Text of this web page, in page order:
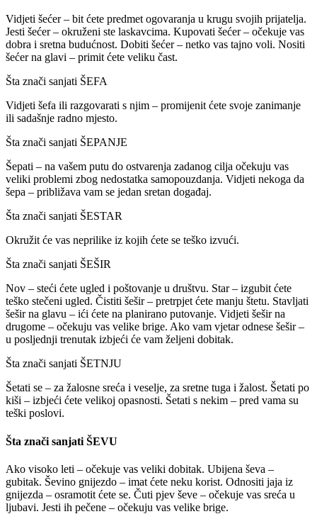
Vidjeti šećer – bit ćete predmet ogovaranja u krugu svojih prijatelja.
Jesti šećer – okruženi ste laskavcima. Kupovati šećer – očekuje vas
dobra i sretna budućnost. Dobiti šećer – netko vas tajno voli. Nositi
šećer na glavi – primit ćete veliku čast.
Šta znači sanjati ŠEFA
Vidjeti šefa ili razgovarati s njim – promijenit ćete svoje zanimanje
ili sadašnje radno mjesto.
Šta znači sanjati ŠEPANJE
Šepati – na vašem putu do ostvarenja zadanog cilja očekuju vas
veliki problemi zbog nedostatka samopouzdanja. Vidjeti nekoga da
šepa – približava vam se jedan sretan događaj.
Šta znači sanjati ŠESTAR
Okružit će vas neprilike iz kojih ćete se teško izvući.
Šta znači sanjati ŠEŠIR
Nov – steći ćete ugled i poštovanje u društvu. Star – izgubit ćete
teško stečeni ugled. Čistiti šešir – pretrpjet ćete manju štetu. Stavljati
šešir na glavu – ići ćete na planirano putovanje. Vidjeti šešir na
drugome – očekuju vas velike brige. Ako vam vjetar odnese šešir –
u posljednji trenutak izbjeći će vam željeni dobitak.
Šta znači sanjati ŠETNJU
Šetati se – za žalosne sreća i veselje, za sretne tuga i žalost. Šetati po
kiši – izbjeći ćete velikoj opasnosti. Šetati s nekim – pred vama su
teški poslovi.
Šta znači sanjati ŠEVU
Ako visoko leti – očekuje vas veliki dobitak. Ubijena ševa –
gubitak. Ševino gnijezdo – imat ćete neku korist. Odnositi jaja iz
gnijezda – osramotit ćete se. Čuti pjev ševe – očekuje vas sreća u
ljubavi. Jesti ih pečene – očekuju vas velike brige.